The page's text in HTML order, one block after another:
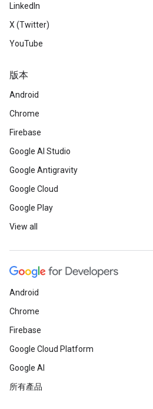
LinkedIn
X (Twitter)
YouTube
版本
Android
Chrome
Firebase
Google AI Studio
Google Antigravity
Google Cloud
Google Play
View all
Android
Chrome
Firebase
Google Cloud Platform
Google AI
所有產品